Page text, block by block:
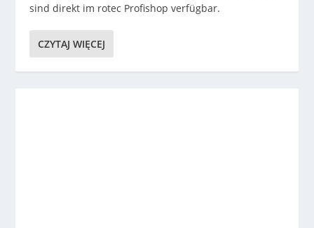
sind direkt im rotec Profishop verfügbar.
CZYTAJ WIĘCEJ